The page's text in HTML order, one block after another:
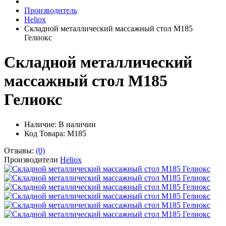
Производитель
Heliox
Складной металлический массажный стол М185
Гелиокс
Складной металлический
массажный стол М185
Гелиокс
Наличие: В наличии
Код Товара: М185
Отзывы: (0)
Производители Heliox